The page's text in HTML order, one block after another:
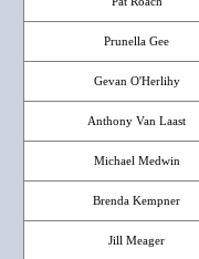
Prunella Gee
Gevan O'Herlihy
Anthony Van Laast
Michael Medwin
Brenda Kempner
Jill Meager